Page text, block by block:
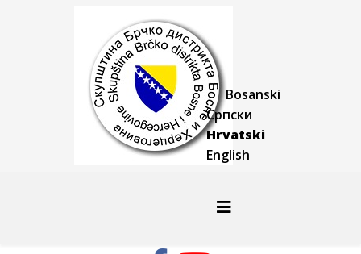
Bosanski
Српски
Hrvatski
English